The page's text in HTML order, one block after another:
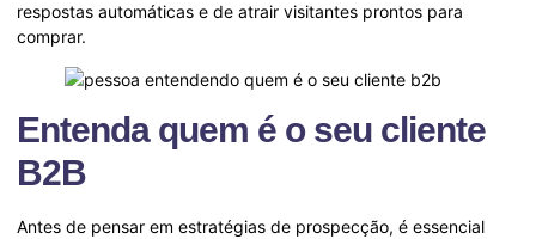
respostas automáticas e de atrair visitantes prontos para
comprar.
Entenda quem é o seu cliente
B2B
Antes de pensar em estratégias de prospecção, é essencial